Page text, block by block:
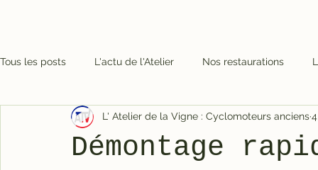
Tous les posts L'actu de l'Atelier Nos restaurations
Démontage
L' Atelier de la Vigne : Cyclomoteurs anciens